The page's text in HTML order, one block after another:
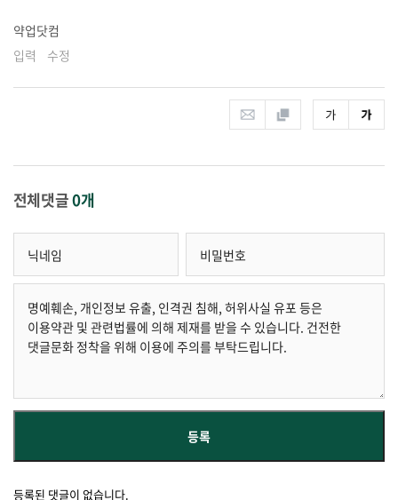
약업닷컴
입력 수정
전체댓글0개
등록된 댓글이 없습니다.